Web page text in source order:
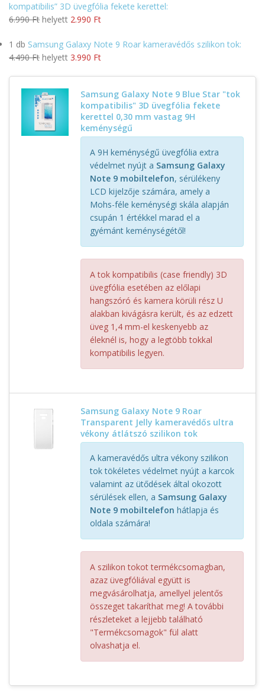
kompatibilis” 3D üvegfólia fekete kerettel:
6.990 Ft helyett 2.990 Ft
1 db Samsung Galaxy Note 9 Roar kameravédős szilikon tok:
4.490 Ft helyett 3.990 Ft
Samsung Galaxy Note 9 Blue Star "tok
kompatibilis" 3D üvegfólia fekete
kerettel 0,30 mm vastag 9H
keménységű
A 9H keménységű üvegfólia extra
védelmet nyújt a Samsung Galaxy
Note 9 mobiltelefon, sérülékeny
LCD kijelzője számára, amely a
Mohs-féle keménységi skála alapján
csupán 1 értékkel marad el a
gyémánt keménységétől!
A tok kompatibilis (case friendly) 3D
üvegfólia esetében az előlapi
hangszóró és kamera körüli rész U
alakban kivágásra került, és az edzett
üveg 1,4 mm-el keskenyebb az
éleknél is, hogy a legtöbb tokkal
kompatibilis legyen.
Samsung Galaxy Note 9 Roar
Transparent Jelly kameravédős ultra
vékony átlátszó szilikon tok
A kameravédős ultra vékony szilikon
tok tökéletes védelmet nyújt a karcok
valamint az ütődések által okozott
sérülések ellen, a Samsung Galaxy
Note 9 mobiltelefon hátlapja és
oldala számára!
A szilikon tokot termékcsomagban,
azaz üvegfóliával együtt is
megvásárolhatja, amellyel jelentős
összeget takaríthat meg! A további
részleteket a lejjebb található
"Termékcsomagok" fül alatt
olvashatja el.